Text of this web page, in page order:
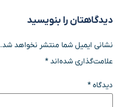
دیدگاهتان را بنویسید
نشانی ایمیل شما منتشر نخواهد شد.
علامت‌گذاری شده‌اند*
دیدگاه*